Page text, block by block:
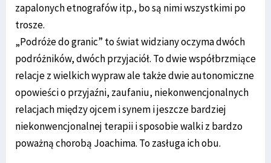
zapalonych etnografów itp., bo są nimi wszystkimi po
trosze.
„Podróże do granic” to świat widziany oczyma dwóch
podróżników, dwóch przyjaciół. To dwie współbrzmiące
relacje z wielkich wypraw ale także dwie autonomiczne
opowieści o przyjaźni, zaufaniu, niekonwencjonalnych
relacjach między ojcem i synem i jeszcze bardziej
niekonwencjonalnej terapii i sposobie walki z bardzo
poważną chorobą Joachima. To zasługa ich obu.